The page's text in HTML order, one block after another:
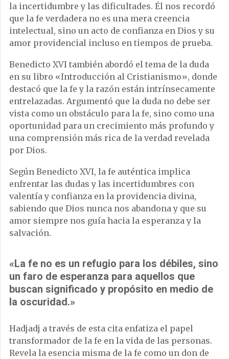
la incertidumbre y las dificultades. Él nos recordó
que la fe verdadera no es una mera creencia
intelectual, sino un acto de confianza en Dios y su
amor providencial incluso en tiempos de prueba.
Benedicto XVI también abordó el tema de la duda
en su libro «Introducción al Cristianismo», donde
destacó que la fe y la razón están intrínsecamente
entrelazadas. Argumentó que la duda no debe ser
vista como un obstáculo para la fe, sino como una
oportunidad para un crecimiento más profundo y
una comprensión más rica de la verdad revelada
por Dios.
Según Benedicto XVI, la fe auténtica implica
enfrentar las dudas y las incertidumbres con
valentía y confianza en la providencia divina,
sabiendo que Dios nunca nos abandona y que su
amor siempre nos guía hacia la esperanza y la
salvación.
«La fe no es un refugio para los débiles, sino
un faro de esperanza para aquellos que
buscan significado y propósito en medio de
la oscuridad.»
Hadjadj a través de esta cita enfatiza el papel
transformador de la fe en la vida de las personas.
Revela la esencia misma de la fe como un don de